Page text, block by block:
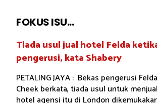
FOKUS ISU...
Tiada usul jual hotel Felda
pengerusi, kata Shabery
PETALING JAYA : Bekas pengerusi
Cheek berkata, tiada usul untuk
hotel agensi itu di London